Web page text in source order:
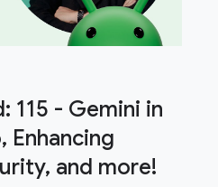
115 - Gemini in
Enhancing
and more!